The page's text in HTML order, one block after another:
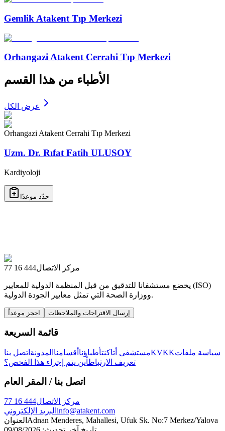
Gemlik Atakent Tıp Merkezi
Orhangazi Atakent Cerrahi Tıp Merkezi
الأطباء من هذا القسم
عرض الكل
Orhangazi Atakent Cerrahi Tıp Merkezi
Uzm. Dr. Rıfat Fatih ULUSOY
Kardiyoloji
حدّد موعدًا
مركز الاتصال444 16 77
يخضع مستشفانا للتدقيق من قبل المنظمة الدولية للمعايير (ISO)
ووزارة الصحة التي تمثل معايير الجودة الدولية.
احجز موعداً إرسال الاقتراحات والملاحظات
قائمة السريعة
مستشفى أتاكنتأطباؤنا أقسامنا المدونة اتصل بنا KVKKسياسة ملفات
تعريف الارتباطأين يتم إجراء هذا الفحص؟
اتصل بنا / المقر العام
مركز الاتصال444 16 77
البريد الإلكتروني info@atakent.com
العنوان Adnan Menderes, Mahallesi, Ufuk Sk. No:7 Merkez/Yalova